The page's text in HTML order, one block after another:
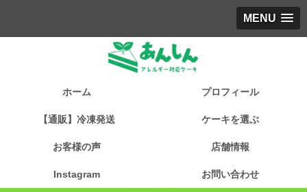
MENU
ホーム プロフィール
【通販】冷凍発送 ケーキを選ぶ
お客様の声 店舗情報
Instagram お問い合わせ